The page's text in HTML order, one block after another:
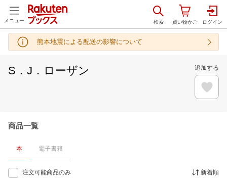
メニュー
熊本地震による配送の影響について
S．J．ローザン 追加する
商品一覧
本 電子書籍
注文可能商品のみ 新着順